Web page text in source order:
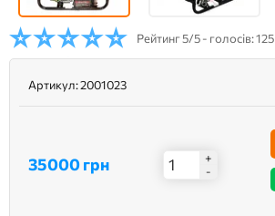
Рейтинг5/5 - голосів: 125
Артикул:2001023
35000 грн
+
-